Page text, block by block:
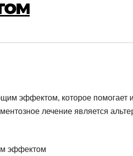
эффектом, которое помогает
лечение является